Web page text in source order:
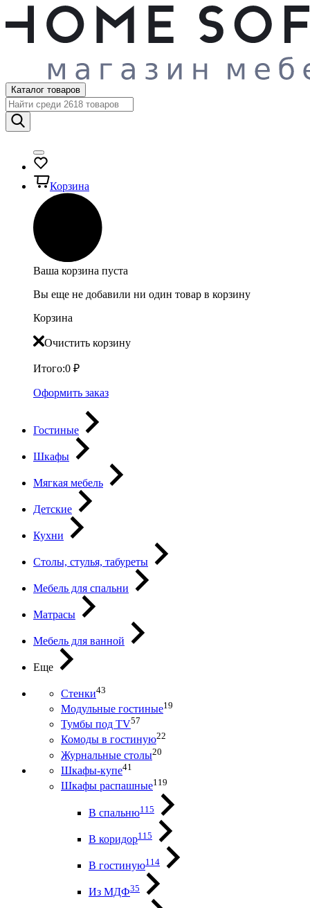
Каталог товаров
Корзина
Ваша корзина пуста
Вы еще не добавили ни один товар в корзину
Корзина
Очистить корзину
Итого:0 ₽
Оформить заказ
Гостиные
Шкафы
Мягкая мебель
Детские
Кухни
Столы, стулья, табуреты
Мебель для спальни
Матрасы
Мебель для ванной
Еще
Стенки43
Модульные гостиные19
Тумбы под ТV57
Комоды в гостиную22
Журнальные столы20
Шкафы-купе41
Шкафы распашные119
В спальню115
В коридор115
В гостиную114
Из МДФ35